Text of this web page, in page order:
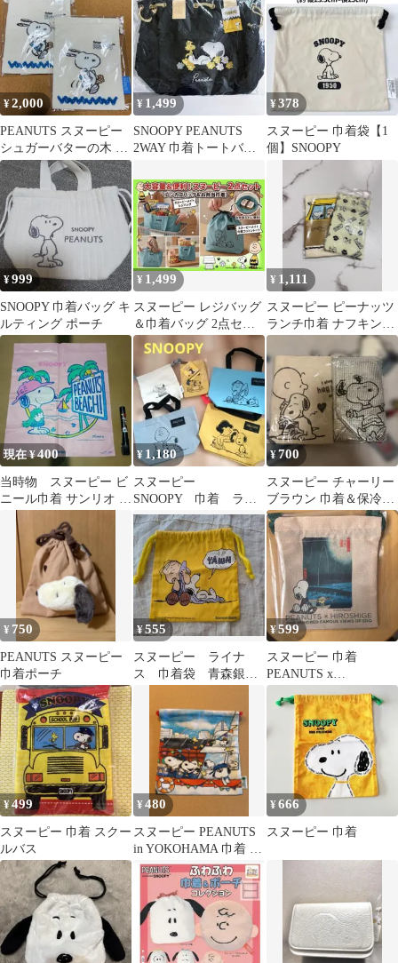
¥2,000
PEANUTS スヌーピー
シュガーバターの木 コ
ラボ 巾着 催事限定品 2
点
¥ 1,499
SNOOPY PEANUTS
2WAY 巾着トートバッ
グ 刺繍
¥378
スヌーピー 巾着袋【1
個】SNOOPY
¥999
SNOOPY 巾着バッグ キ
ルティング ポーチ
¥ 1,499
スヌーピー レジバッグ
＆巾着バッグ 2点セッ
ト 新品・未使用
¥ 1,111
スヌーピー ピーナッツ
ランチ巾着 ナフキン
2点セット
現在 ¥400
当時物 スヌーピー ビ
ニール巾着 サンリオ バ
タフライ ヴィンテー
ジ 日本製
¥ 1,180
スヌーピー
SNOOPY 巾着 ラン
チトート ボトルホル
ダー グッズ ポーチ
¥700
スヌーピー チャーリー
ブラウン 巾着＆保冷ポ
ーチ
¥ 750
PEANUTS スヌーピー
巾着ポーチ
¥555
スヌーピー ライナ
ス 巾着袋 青森銀行
¥599
スヌーピー 巾着
PEANUTS x
HIROSHIGE【新品未使
用未開封】
¥499
スヌーピー 巾着 スクー
ルバス
¥480
スヌーピー PEANUTS
in YOKOHAMA 巾着 ポ
ーチ
¥666
スヌーピー 巾着